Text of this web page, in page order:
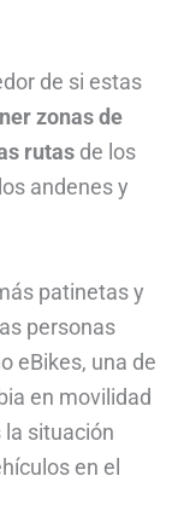
de si estas
zonas de
rutas de los
andenes y
patinetas y
personas
eBikes, una de
en movilidad
la situación
en el